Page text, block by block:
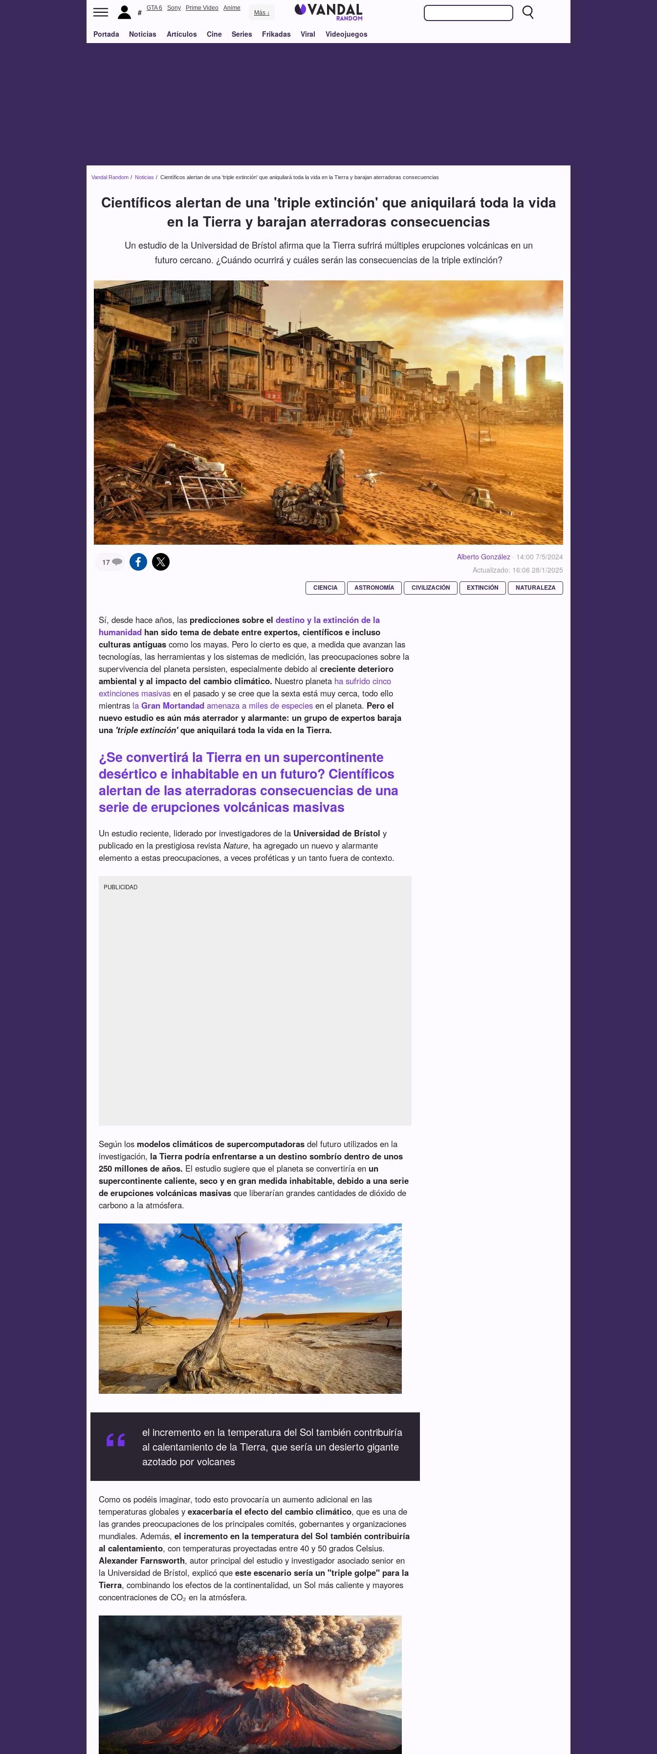
GTA 6 Sony Prime Video Anime
Más ↓
Portada Noticias Artículos Cine Series Frikadas Viral Videojuegos
Vandal Random Noticias Científicos alertan de una 'triple extinción' que aniquilará toda la vida en la Tierra y barajan aterradoras consecuencias
Científicos alertan de una 'triple extinción' que aniquilará toda la vida
en la Tierra y barajan aterradoras consecuencias
Un estudio de la Universidad de Brístol afirma que la Tierra sufrirá múltiples erupciones volcánicas en un
futuro cercano. ¿Cuándo ocurrirá y cuáles serán las consecuencias de la triple extinción?
17
Alberto González · 14:00 7/5/2024
Actualizado: 16:06 28/1/2025
CIENCIA ASTRONOMÍA CIVILIZACIÓN EXTINCIÓN NATURALEZA
Sí, desde hace años, las predicciones sobre eldestino y la extinción de la
humanidad han sido tema de debate entre expertos, científicos e incluso
culturas antiguas como los mayas. Pero lo cierto es que, a medida que avanzan las
tecnologías, las herramientas y los sistemas de medición, las preocupaciones sobre la
supervivencia del planeta persisten, especialmente debido alcreciente deterioro
ambiental y al impacto del cambio climático. Nuestro planeta ha sufrido cinco
extinciones masivas en el pasado y se cree que la sexta está muy cerca, todo ello
mientras laGran Mortandad amenaza a miles de especies en el planeta. Pero el
nuevo estudio es aún más aterrador y alarmante: un grupo de expertos baraja
una 'triple extinción'que aniquilará toda la vida en la Tierra.
¿Se convertirá la Tierra en un supercontinente
desértico e inhabitable en un futuro? Científicos
alertan de las aterradoras consecuencias de una
serie de erupciones volcánicas masivas
Un estudio reciente, liderado por investigadores de la Universidad de Brístol y
publicado en la prestigiosa revistaNature, ha agregado un nuevo y alarmante
elemento a estas preocupaciones, a veces proféticas y un tanto fuera de contexto.
PUBLICIDAD
Según los modelos climáticos de supercomputadoras del futuro utilizados en la
investigación, la Tierra podría enfrentarse a un destino sombrío dentro de unos
250 millones de años. El estudio sugiere que el planeta se convertiría en un
supercontinente caliente, seco y en gran medida inhabitable, debido a una serie
de erupciones volcánicas masivas que liberarían grandes cantidades de dióxido de
carbono a la atmósfera.
“
el incremento en la temperatura del Sol también contribuiría
al calentamiento de la Tierra, que sería un desierto gigante
azotado por volcanes
Como os podéis imaginar, todo esto provocaría un aumento adicional en las
temperaturas globales yexacerbaría el efecto del cambio climático, que es una de
las grandes preocupaciones de los principales comités, gobernantes y organizaciones
mundiales. Además,el incremento en la temperatura del Sol también contribuiría
al calentamiento, con temperaturas proyectadas entre 40 y 50 grados Celsius.
Alexander Farnsworth, autor principal del estudio y investigador asociado senior en
la Universidad de Brístol, explicó queeste escenario sería un "triple golpe" para la
Tierra, combinando los efectos de la continentalidad, un Sol más caliente y mayores
concentraciones de CO₂ en la atmósfera.